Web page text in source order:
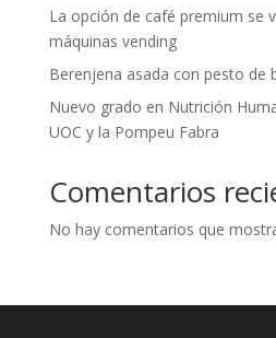
La opción de café premium se
máquinas vending
Berenjena asada con pesto de
Nuevo grado en Nutrición
UOC y la Pompeu Fabra
Comentarios
No hay comentarios que